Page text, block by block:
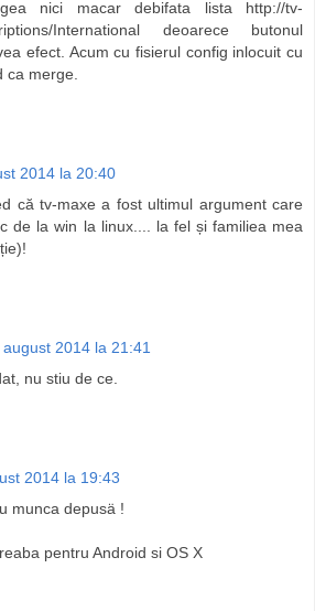
nici macar debifata lista http://tv-
International deoarece butonul
efect. Acum cu fisierul config inlocuit cu
ca merge.
2014 la 20:40
că tv-maxe a fost ultimul argument care
de la win la linux.... la fel și familiea mea
august 2014 la 21:41
nu stiu de ce.
2014 la 19:43
munca depusä !
pentru Android si OS X